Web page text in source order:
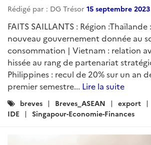
Rédigé par : DG Trésor 15 septembre 2023
FAITS SAILLANTS : Région
nouveau gouvernement donnée au
consommation | Vietnam : relation
hissée au rang de partenariat
Philippines : recul de 20% sur un an
premier semestre... Lire la suite
Catégories
:
breves Breves_ASEAN export
IDE
Singapour-Economie-Finances